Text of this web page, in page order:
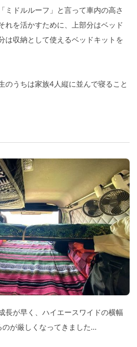
ミドルルーフ」と言って車内の高さ
れを活かすために、上部分はベッド
は収納として使えるベッドキットを
のうちは家族4人縦に並んで寝ること
長が早く、ハイエースワイドの横幅
が厳しくなってきました...